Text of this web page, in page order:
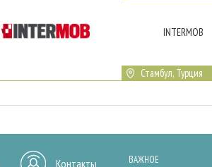
INTERMOB
Стамбул, Турция
Контакты ВАЖНОЕ